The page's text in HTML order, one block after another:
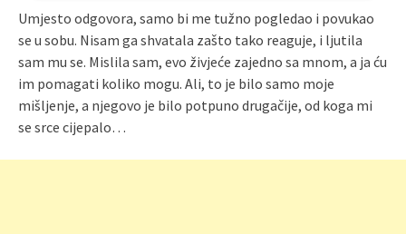
Umjesto odgovora, samo bi me tužno pogledao i povukao
se u sobu. Nisam ga shvatala zašto tako reaguje, i ljutila
sam mu se. Mislila sam, evo živjeće zajedno sa mnom, a ja ću
im pomagati koliko mogu. Ali, to je bilo samo moje
mišljenje, a njegovo je bilo potpuno drugačije, od koga mi
se srce cijepalo…